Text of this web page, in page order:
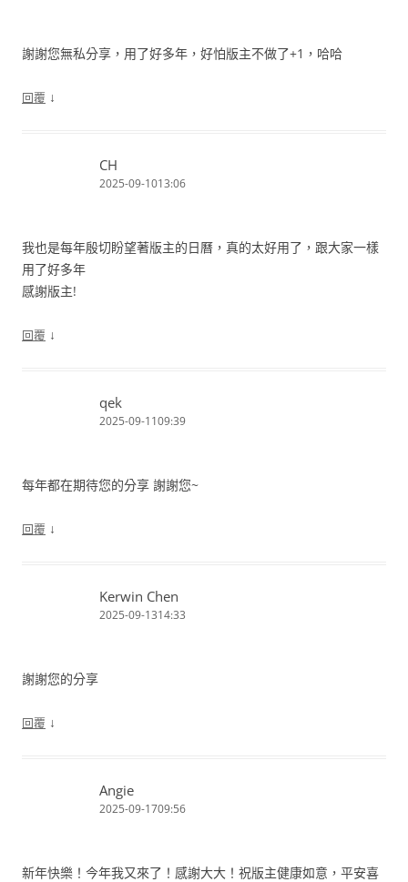
謝謝您無私分享，用了好多年，好怕版主不做了+1，哈哈
回覆 ↓
CH
2025-09-1013:06
我也是每年殷切盼望著版主的日曆，真的太好用了，跟大家一樣
用了好多年
感謝版主!
回覆 ↓
qek
2025-09-1109:39
每年都在期待您的分享 謝謝您~
回覆 ↓
Kerwin Chen
2025-09-1314:33
謝謝您的分享
回覆 ↓
Angie
2025-09-1709:56
新年快樂！今年我又來了！感謝大大！祝版主健康如意，平安喜